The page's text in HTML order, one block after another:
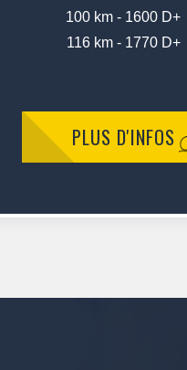
100 km - 1600 D+
116 km - 1770 D+
PLUS D'INFOS